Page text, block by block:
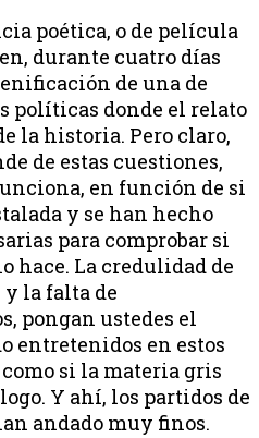
poética, o de película
durante cuatro días
de una de
políticas donde el relato
la historia. Pero claro,
de estas cuestiones,
en función de si
y se han hecho
para comprobar si
hace. La credulidad de
y la falta de
pongan ustedes el
entretenidos en estos
si la materia gris
Y ahí, los partidos de
andado muy finos.